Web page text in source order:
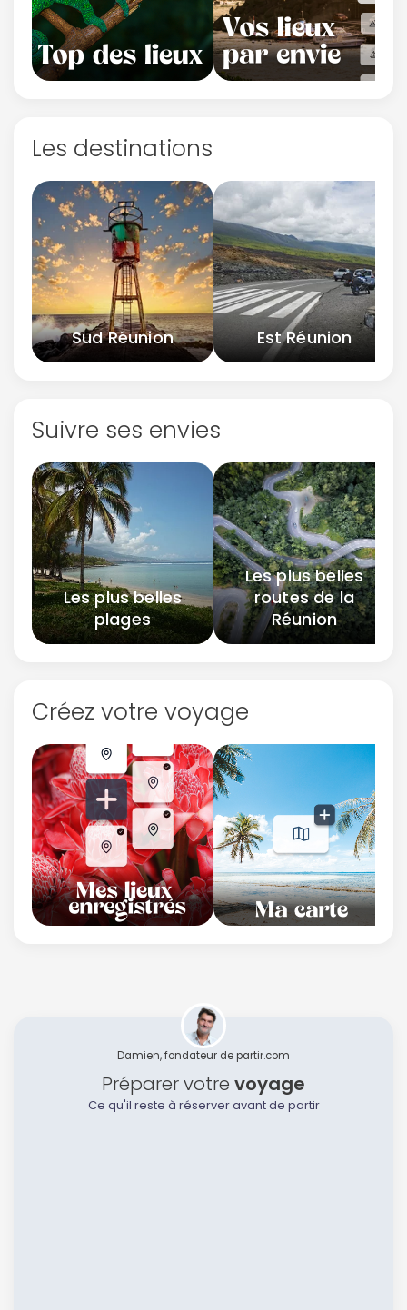
Les destinations
Sud Réunion Est Réunion
Suivre ses envies
Les plus belles
plages
Les plus belles
routes de la
Réunion
Créez votre voyage
Damien, fondateur de partir.com
Préparer votre voyage
Ce qu'il reste à réserver avant de partir